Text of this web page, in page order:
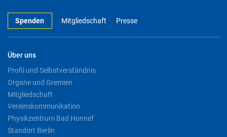
Spenden Mitgliedschaft Presse
Über uns
Profil und Selbstverständnis
Organe und Gremien
Mitgliedschaft
Vereinskommunikation
Physikzentrum Bad Honnef
Standort Berlin